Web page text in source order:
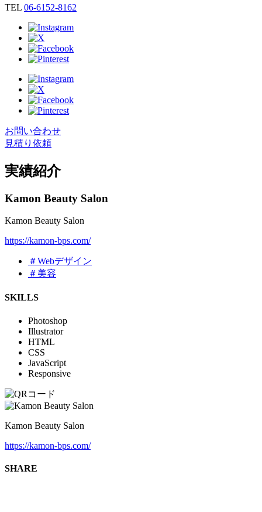
TEL 06-6152-8162
お問い合わせ
見積り依頼
実績紹介
Kamon Beauty Salon
Kamon Beauty Salon
https://kamon-bps.com/
＃Webデザイン
＃美容
SKILLS
Photoshop
Illustrator
HTML
CSS
JavaScript
Responsive
Kamon Beauty Salon
https://kamon-bps.com/
SHARE